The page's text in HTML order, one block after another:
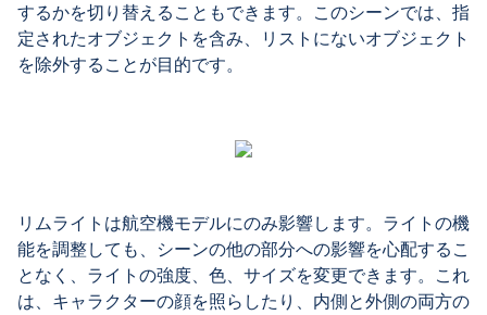
するかを切り替えることもできます。このシーンでは、指
定されたオブジェクトを含み、リストにないオブジェクト
を除外することが目的です。
リムライトは航空機モデルにのみ影響します。ライトの機
能を調整しても、シーンの他の部分への影響を心配するこ
となく、ライトの強度、色、サイズを変更できます。これ
は、キャラクターの顔を照らしたり、内側と外側の両方の